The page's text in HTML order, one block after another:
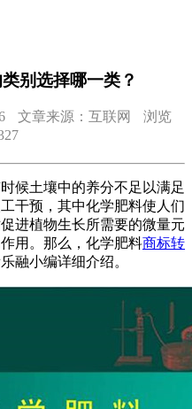
别选择哪一类？
文章来源：互联网
浏览
土壤中的养分不足以满足
干预，其中化学肥料使人们
进植物生长所需要的微量元
用。那么，化学肥料商标转
融小编详细介绍。